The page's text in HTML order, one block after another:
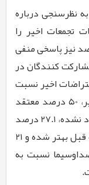
نظرسنجی درباره
تجمعات اخیر را
نیز پاسخی منفی
کنندگان در
اخیر نسبت
۵0درصد معتقد
نشده،27.1درصد
قبل بهتر شده و21
نسبت به